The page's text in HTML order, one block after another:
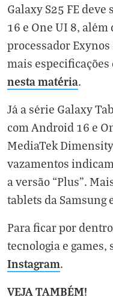
Galaxy S25 FE
16 e One UI 8,
processador
mais
nesta matéria.
Já a série Galaxy
com Android 16 e
MediaTek
vazamentos
a versão “Plus”.
tablets da Samsung
Para ficar por
tecnologia e games,
Instagram.
VEJA TAMBÉM!